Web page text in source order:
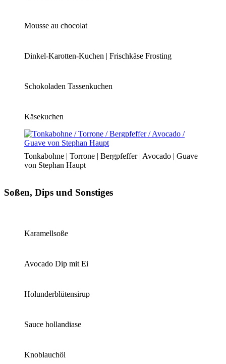
Mousse au chocolat
Dinkel-Karotten-Kuchen | Frischkäse Frosting
Schokoladen Tassenkuchen
Käsekuchen
Tonkabohne | Torrone | Bergpfeffer | Avocado | Guave
von Stephan Haupt
Soßen, Dips und Sonstiges
Karamellsoße
Avocado Dip mit Ei
Holunderblütensirup
Sauce hollandiase
Knoblauchöl